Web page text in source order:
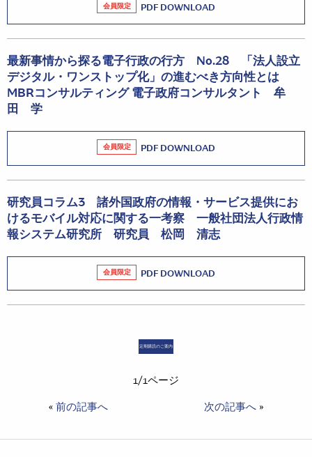
会員限定 PDF DOWNLOAD
最新事情から探る電子行政の行方 No.28 「法人設立
デジタル・ワンストップ化」の進むべき方向性とは
MBRコンサルティング 電子政府コンサルタント 牟
田 学
会員限定 PDF DOWNLOAD
研究員コラム3 諸外国政府の情報・サービス提供にお
けるモバイル対応に関する一考察 一般社団法人行政情
報システム研究所 研究員 松岡 清志
会員限定 PDF DOWNLOAD
定期購読のご案内
1/1ページ
« 前の記事へ 次の記事へ »